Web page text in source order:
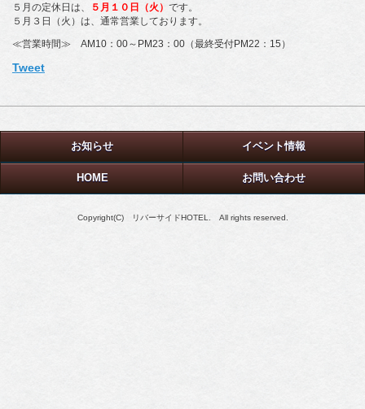
５月の定休日は、 ５月１０日（火） です。
５月３日（火）は、通常営業しております。
≪営業時間≫ AM10：00～PM23：00（最終受付PM22：15）
Tweet
お知らせ イベント情報
HOME お問い合わせ
Copyright(C) リバーサイドHOTEL. All rights reserved.